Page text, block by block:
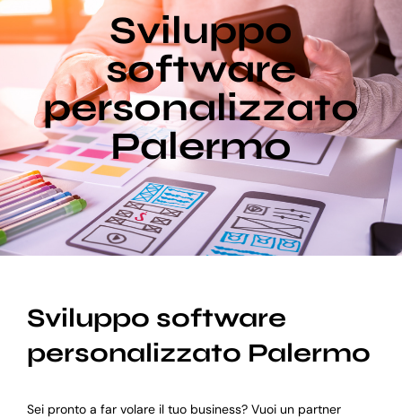
Chi Siamo
Portfolio
Blog
Supporto
Sviluppo
software
personalizzato
Palermo
Sviluppo software
personalizzato Palermo
Sei pronto a far volare il tuo business? Vuoi un partner